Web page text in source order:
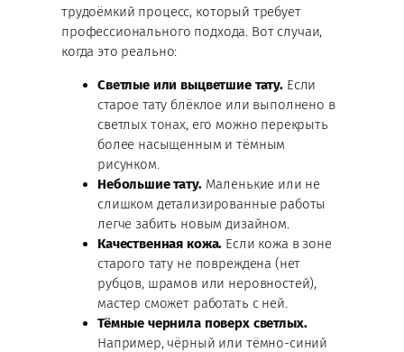
трудоёмкий процесс, который требует
профессионального подхода. Вот случаи,
когда это реально:
Светлые или выцветшие тату.Если
старое тату блёклое или выполнено в
светлых тонах, его можно перекрыть
более насыщенным и тёмным
рисунком.
Небольшие тату.Маленькие или не
слишком детализированные работы
легче забить новым дизайном.
Качественная кожа. Если кожа в зоне
старого тату не повреждена (нет
рубцов, шрамов или неровностей),
мастер сможет работать с ней.
Тёмные чернила поверх светлых.
Например, чёрный или тёмно-синий